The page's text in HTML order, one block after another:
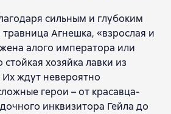
Лисовская
Лариса Петровичева
Савенко Альмира Рай
сильным и глубоким
Агнешка, «взрослая и
алого императора или
хозяйка лавки из
ждут невероятно
герои – от красавца-
инквизитора Гейла до